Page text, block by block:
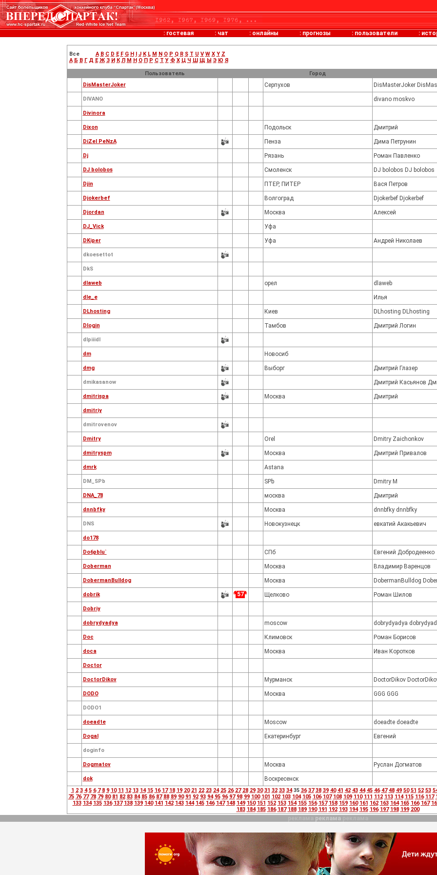
: гостевая : чат : онлайны : прогнозы : пользователи :
Все A B C D E F G H I J K L M N O P Q R S T U V W X Y Z
А Б В Г Д Е Ж З И К Л М Н О П Р С Т У Ф Х Ц Ч Ш Щ Ы Э Ю Я
Пользователь Город
DisMasterJoker
Серпухов DisMasterJoker
DIVANO divano moskvo
Divinora
Dixon Подольск Дмитрий
DiZel PeNzA Пенза Дима Петрунин
Dj Рязань Роман Павленко
DJ bolobos Смоленск DJ bolobos DJ bolobos
Djin ПТЕР, ПИТЕР Вася Петров
Djokerbef Волгоград Djokerbef Djokerbef
Djordan Москва Алексей
DJ_Vick Уфа
DKiper Уфа Андрей Николаев
dkoesettot
DkS
dlaweb орел dlaweb
dle_e Илья
DLhosting Киев DLhosting DLhosting
Dlogin Тамбов Дмитрий Логин
dlpiiidl
dm Новосиб
dmg Выборг Дмитрий Глазер
dmikasanow Дмитрий Касьянов
dmitrispa Москва Дмитрий
dmitriy
dmitrovenov
Dmitry Orel Dmitry Zaichonkov
dmitryspm Москва Дмитрий Привалов
dmrk Astana
DM_SPb SPb Dmitry M
DNA_78 москва Дмитрий
dnnbfky Москва dnnbfky dnnbfky
DNS Новокузнецк евкатий Акакьевич
do178
Do6pblu` СПб Евгений Добродеенко
Doberman Москва Владимир Варенцов
DobermanBulldog Москва DobermanBulldog
dobrik 57 Щелково Роман Шилов
Dobriy
dobrydyadya moscow dobrydyadya
Doc Климовск Роман Борисов
doca Москва Иван Коротков
Doctor
DoctorDikov Мурманск DoctorDikov
DODO Москва GGG GGG
DODO1
doeadtе Moscow doeadtе doeadtе
Dogal Екатеринбург Евгений
doginfo
Dogmatov Москва Руслан Догматов
dok Воскресенск
1 2 3 4 5 6 7 8 9 10 11 12 13 14 15 16 17 18 19 20 21 22 23 24 25 26 27 28 29 30 31 32 33 3435 36 37 38 39 40 41 42 43 44 45 46 47 48 49 50 51 52 53
75 76 77 78 79 80 81 82 83 84 85 86 87 88 89 90 91 92 93 94 95 96 97 98 99 100 101 102 103 104 105 106 107 108 109 110 111 112 113 114 115 116 117
133 134 135 136 137 138 139 140 141 142 143 144 145 146 147 148 149 150 151 152 153 154 155 156 157 158 159 160 161 162 163 164 165 166 167
183 184 185 186 187 188 189 190 191 192 193 194 195 196 197 198 199 200
реклама